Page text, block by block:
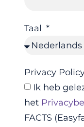
Taal
Privacy
Ik heb
het
FACTS